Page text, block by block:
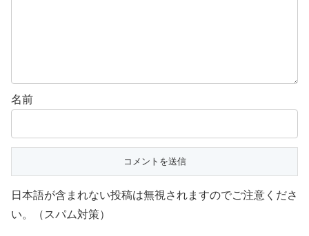
名前
日本語が含まれない投稿は無視されますのでご注意くださ
い。（スパム対策）